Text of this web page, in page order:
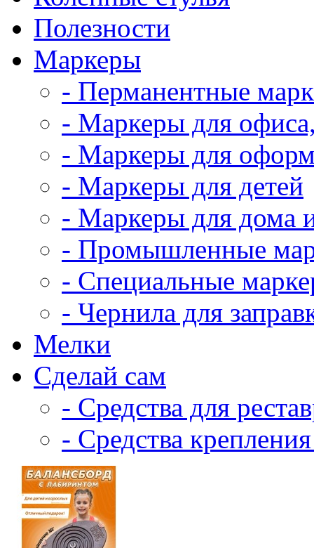
Полезности
Маркеры
- Перманентные
- Маркеры для
- Маркеры для
- Маркеры для детей
- Маркеры для дома
- Промышленные
- Специальные
- Чернила для
Мелки
Сделай сам
- Средства для
- Средства